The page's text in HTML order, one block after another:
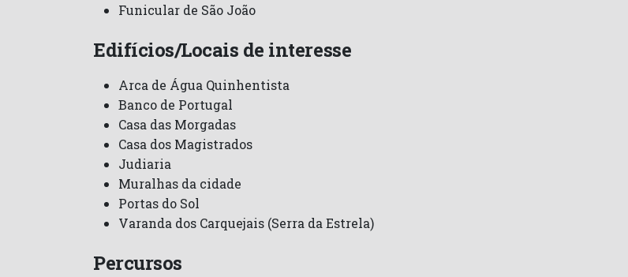
Funicular de São João
Edifícios/Locais de interesse
Arca de Água Quinhentista
Banco de Portugal
Casa das Morgadas
Casa dos Magistrados
Judiaria
Muralhas da cidade
Portas do Sol
Varanda dos Carquejais (Serra da Estrela)
Percursos